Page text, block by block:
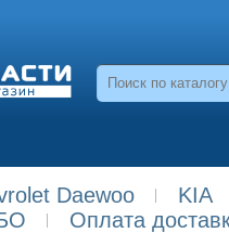
Daewoo KIA
Оплата